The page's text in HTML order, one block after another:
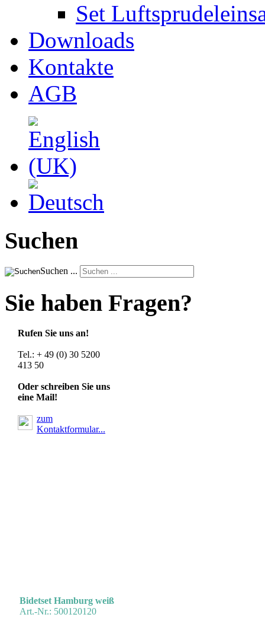
Set
Downloads
Kontakte
AGB
Suchen
Suchen ...
Sie haben Fragen?
Rufen Sie uns an!
Tel.: + 49 (0) 30 5200
413 50
Oder schreiben Sie uns
eine Mail!
zum
Kontaktformular...
Bidetset Hamburg weiß
Art.-Nr.: 500120120